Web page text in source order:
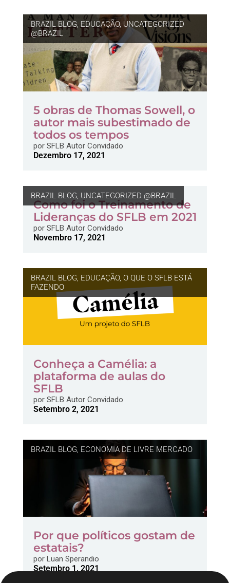
BRAZIL BLOG, EDUCAÇÃO, UNCATEGORIZED
@BRAZIL
5 obras de Thomas Sowell, o
autor mais subestimado de
todos os tempos
porSFLB Autor Convidado
Dezembro 17, 2021
BRAZIL BLOG, UNCATEGORIZED @BRAZIL
Como foi o Treinamento de
Lideranças do SFLB em 2021
porSFLB Autor Convidado
Novembro 17, 2021
BRAZIL BLOG, EDUCAÇÃO, O QUE O SFLB ESTÁ
FAZENDO
Conheça a Camélia: a
plataforma de aulas do
SFLB
porSFLB Autor Convidado
Setembro 2, 2021
BRAZIL BLOG, ECONOMIA DE LIVRE MERCADO
Por que políticos gostam de
estatais?
porLuan Sperandio
Setembro 1, 2021